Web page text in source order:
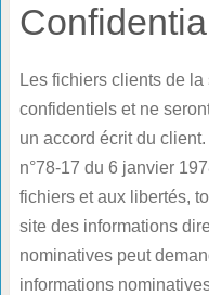
Les fichiers clients de la
confidentiels et ne
un accord écrit du
n°78-17 du 6 janvier
fichiers et aux libertés,
site des informations
nominatives peut
informations